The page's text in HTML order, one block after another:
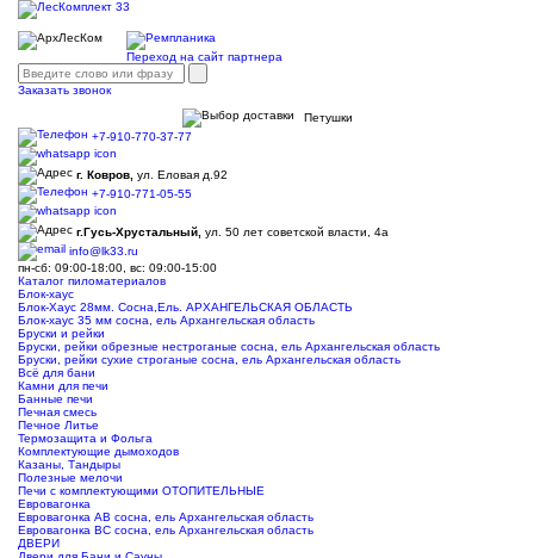
Переход на сайт партнера
Заказать звонок
Петушки
+7-910-770-37-77
г. Ковров, ул. Еловая д.92
+7-910-771-05-55
г.Гусь-Хрустальный, ул. 50 лет советской власти, 4а
info@lk33.ru
пн-сб: 09:00-18:00, вс: 09:00-15:00
Каталог пиломатериалов
Блок-хаус
Блок-Хаус 28мм. Сосна,Ель. АРХАНГЕЛЬСКАЯ ОБЛАСТЬ
Блок-хаус 35 мм сосна, ель Архангельская область
Бруски и рейки
Бруски, рейки обрезные нестроганые сосна, ель Архангельская область
Бруски, рейки сухие строганые сосна, ель Архангельская область
Всё для бани
Камни для печи
Банные печи
Печная смесь
Печное Литье
Термозащита и Фольга
Комплектующие дымоходов
Казаны, Тандыры
Полезные мелочи
Печи с комплектующими ОТОПИТЕЛЬНЫЕ
Евровагонка
Евровагонка АВ сосна, ель Архангельская область
Евровагонка ВС сосна, ель Архангельская область
ДВЕРИ